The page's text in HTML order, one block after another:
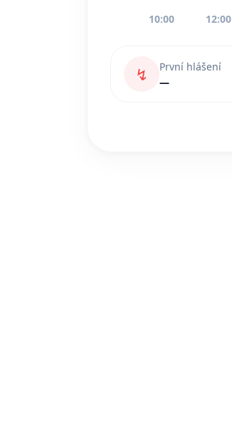
10:00 12:00
↯
První hlášení
—